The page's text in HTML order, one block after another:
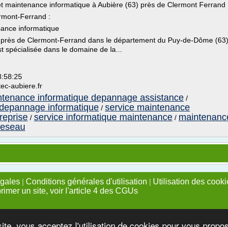
maintenance informatique à Aubière (63) près de Clermont Ferrand
Ferrand :
informatique
de Clermont-Ferrand dans le département du Puy-de-Dôme (63),
spécialisée dans le domaine de la...
aubiere.fr
informatique depannage assistance /
informatique / service maintenance
/ service informatique maintenance /
| Conditions générales d'utilisation | Utilisation des
un site, voir l'article 4 des CGUs